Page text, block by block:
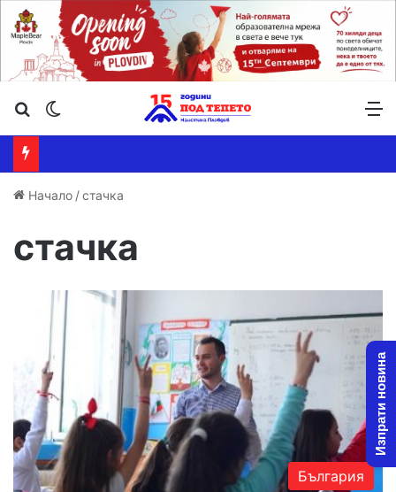
Търсене ...
Начало /стачка
стачка
България
Изпрати новина